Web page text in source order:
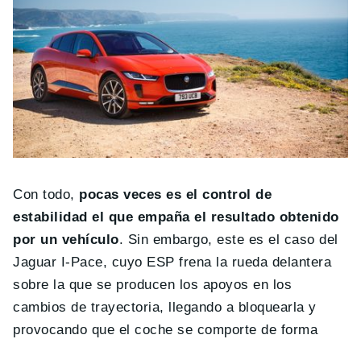
Con todo, pocas veces es el control de
estabilidad el que empaña el resultado obtenido
por un vehículo. Sin embargo, este es el caso del
Jaguar I-Pace, cuyo ESP frena la rueda delantera
sobre la que se producen los apoyos en los
cambios de trayectoria, llegando a bloquearla y
provocando que el coche se comporte de forma